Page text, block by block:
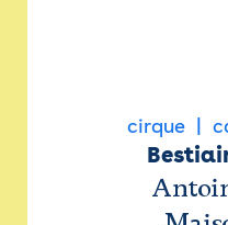
cirque